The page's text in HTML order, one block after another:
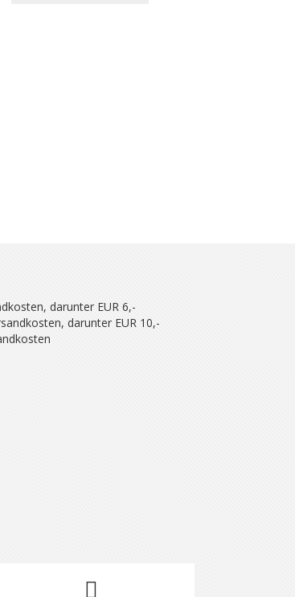
darunter EUR 6,-
darunter EUR 10,-